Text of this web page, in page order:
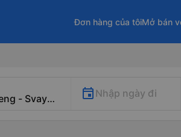
Đơn hàng của tôiMở bán
Nhập ngày đi